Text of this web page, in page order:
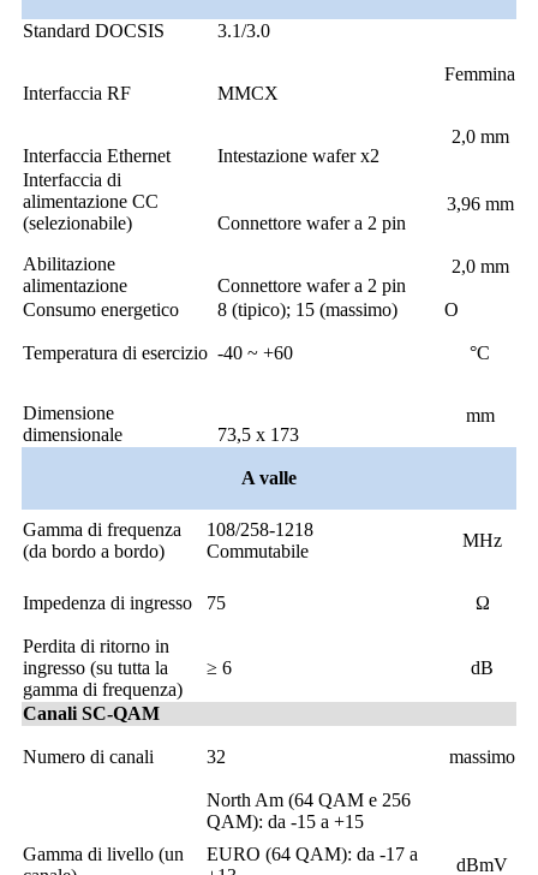
Standard DOCSIS 3.1/3.0
Interfaccia RF MMCX
Femmina
Interfaccia Ethernet Intestazione wafer x2
2,0 mm
Interfaccia di
alimentazione CC
(selezionabile)
Connettore wafer a 2 pin
3,96 mm
Abilitazione
alimentazione
Connettore wafer a 2 pin
2,0 mm
Consumo energetico 8 (tipico); 15 (massimo) O
Temperatura di esercizio -40 ~ +60 °C
Dimensione
dimensionale
73,5 x 173
mm
A valle
Gamma di frequenza
(da bordo a bordo)
108/258-1218
Commutabile
MHz
Impedenza di ingresso 75 Ω
Perdita di ritorno in
ingresso (su tutta la
gamma di frequenza)
≥ 6 dB
Canali SC-QAM
Numero di canali 32 massimo
Gamma di livello (un
North Am (64 QAM e 256
QAM): da -15 a +15
EURO (64 QAM): da -17 a
dBmV